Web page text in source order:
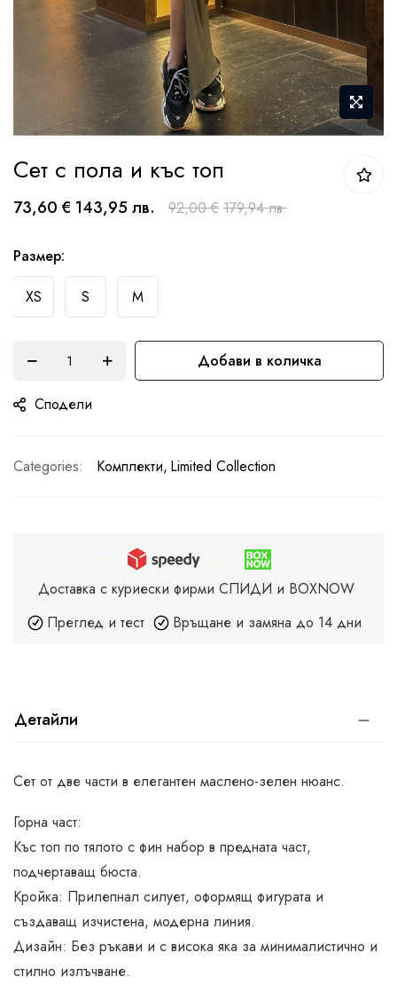
към
началото
галерия
със
снимки
Сет с пола и къс топ
73,60 € 143,95 лв. 92,00 € 179,94 лв.
Размер
XS
S M
Добави в количка
Сподели
Categories: Комплекти Limited Collection
Доставка с куриески фирми СПИДИ и BOXNOW
Преглед и тест
Връщане и замяна до 14 дни
Детайли
Сет от две части в елегантен маслено-зелен нюанс.
Горна част:
Къс топ по тялото с фин набор в предната част,
подчертаващ бюста.
Кройка: Прилепнал силует, оформящ фигурата и
създаващ изчистена, модерна линия.
Дизайн: Без ръкави и с висока яка за минималистично и
стилно излъчване.